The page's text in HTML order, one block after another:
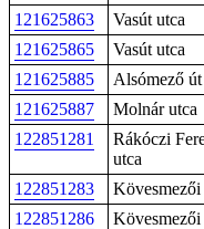
121625863 Vasút utca
121625865
Vasút utca
121625885
Alsómező út
121625887
Molnár utca
122851281
Rákóczi
utca
122851283 Kövesmezői
122851286
Kövesmezői